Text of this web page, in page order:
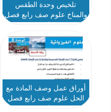
تلخيص وحدة الطقس
والمناخ علوم صف رابع فصل
أوراق عمل وصف المادة مع
الحل علوم صف رابع فصل